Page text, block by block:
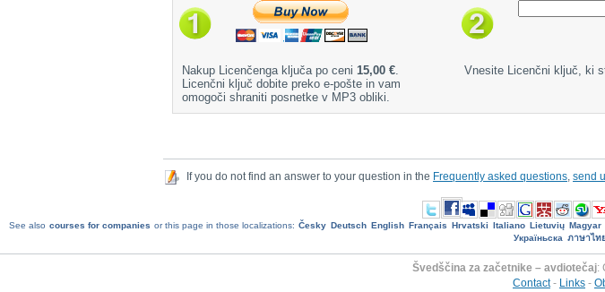
Nakup Licenčenga ključa po ceni 15,00 €.
Licenčni ključ dobite preko e-pošte in vam
omogoči shraniti posnetke v MP3 obliki.
Vnesite Licenčni ključ, ki
If you do not find an answer to your question in the Frequently asked questions send
See also courses for companies or this page in those localizations: Česky Deutsch English Français Hrvatski Italiano Lietuvių Magyar
Україньска ภาษาไท
Švedščina za začetnike – avdiotečaj:
Contact- Links -